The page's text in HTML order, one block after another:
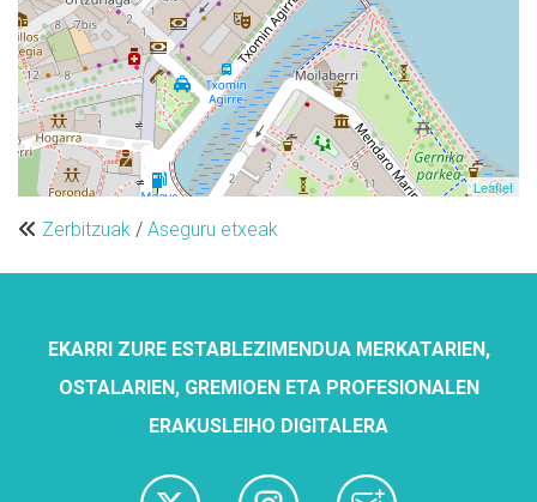
Leaflet
Zerbitzuak / Aseguru etxeak
EKARRI ZURE ESTABLEZIMENDUA MERKATARIEN,
OSTALARIEN, GREMIOEN ETA PROFESIONALEN
ERAKUSLEIHO DIGITALERA